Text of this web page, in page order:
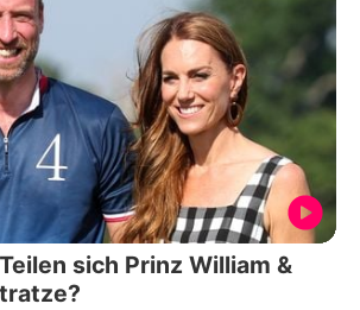
sich Prinz William &